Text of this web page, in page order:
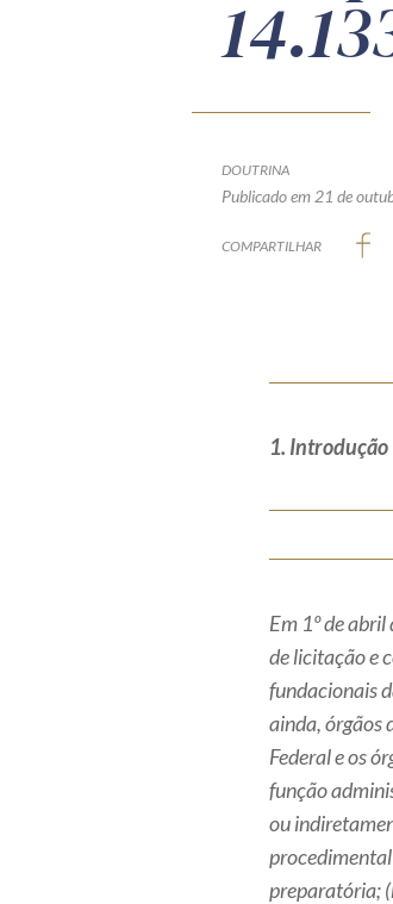
DOUTRINA
Publicado em 21 de
COMPARTILHAR
1. Introdução
Em 1º de
de licitação e
fundacionais
ainda, órgãos
Federal e os
função
ou
procedimental
preparatória;